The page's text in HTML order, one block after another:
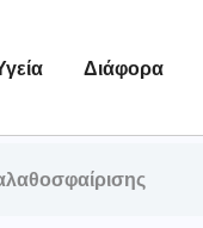
Διάφορα